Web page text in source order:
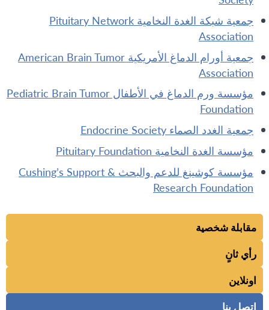
جمعية شبكة الغدة النخامية Pituitary Network
Association
جمعية أورام الدماغ الأمريكية American Brain Tumor
Association
مؤسسة ورم الدماغ في الأطفال Pediatric Brain Tumor
Foundation
جمعية الغدد الصماء Endocrine Society
مؤسسة الغدة النخامية Pituitary Foundation
مؤسسة كوشينغ للدعم والبحث Cushing’s Support &
Research Foundation
مقابلة شخصية
رأي ثانٍ
اونلاين
اتصل بنا